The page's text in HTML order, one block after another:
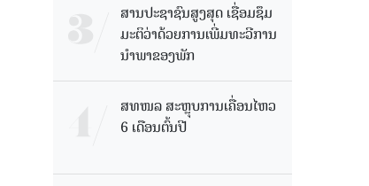
ສານປະຊາຊົນສູງສຸດ ເຊື່ອມຊຶມ
ມະຕິວ່າດ້ວຍການເພີ່ມທະວີການ
ນຳພາຂອງພັກ
ສທໜລ ສະຫຼຸບການເຄື່ອນໄຫວ
6 ເດືອນຕົ້ນປີ